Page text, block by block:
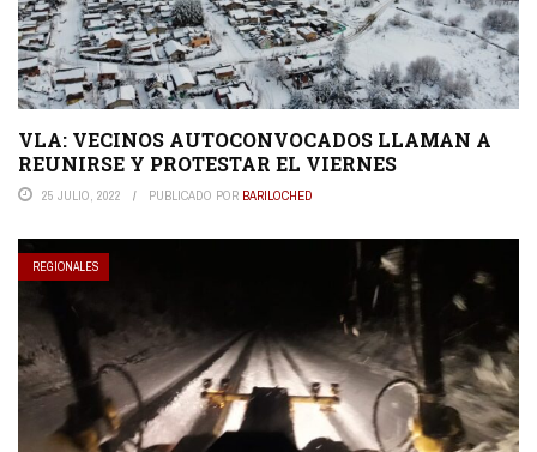
VLA: VECINOS AUTOCONVOCADOS LLAMAN A
REUNIRSE Y PROTESTAR EL VIERNES
25 JULIO, 2022 PUBLICADO POR BARILOCHED
REGIONALES